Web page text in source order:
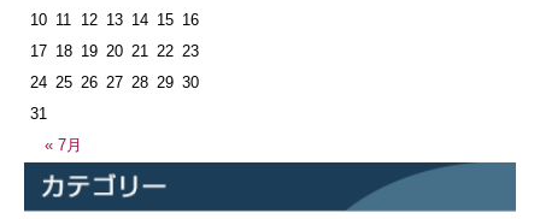
« 7月
10 11 12 13 14 15 16
17 18 19 20 21 22 23
24 25 26 27 28 29 30
31